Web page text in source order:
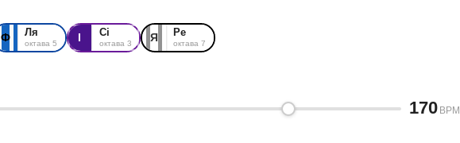
Ф Ля
октава 5 І Сі
октава 3 Я Ре
октава 7
170 BPM